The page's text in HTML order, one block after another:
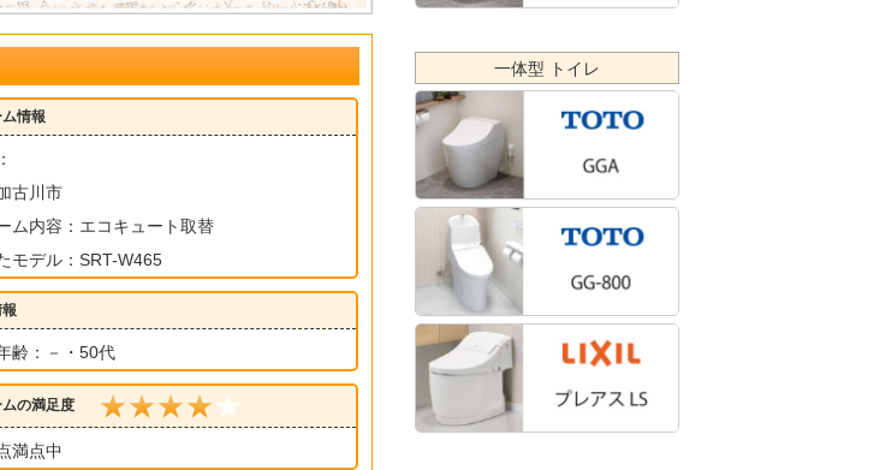
情報
古川市
ム内容：エコキュート取替
モデル：SRT-W465
齢：－・50代
の満足度
満点中
一体型 トイレ